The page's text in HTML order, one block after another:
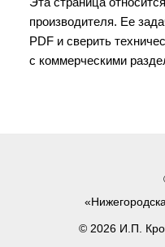
производителя. Ее
PDF и сверить
с коммерческими
© 2026 И.П.